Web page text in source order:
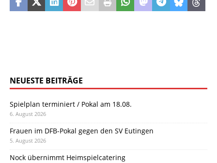
NEUESTE BEITRÄGE
Spielplan terminiert / Pokal am 18.08.
6. August 2026
Frauen im DFB-Pokal gegen den SV Eutingen
5. August 2026
Nock übernimmt Heimspielcatering